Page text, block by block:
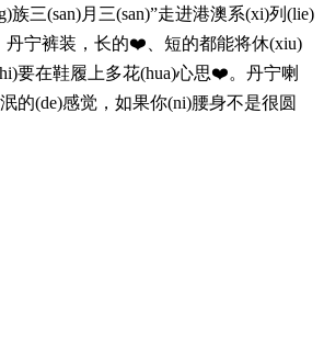
族三(san)月三(san)”走进港澳系(xi)列(lie)
裤装，长的❤️、短的都能将休(xiu)
鞋履上多花(hua)心思❤️。丹宁喇
泯的(de)感觉，如果你(ni)腰身不是很圆